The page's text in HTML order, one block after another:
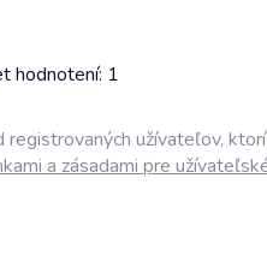
hodnotení: 1
užívateľov,
a zásadami pre